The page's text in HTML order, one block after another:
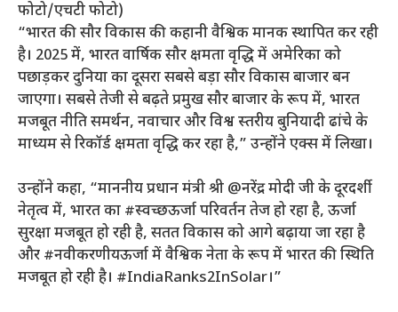
फोटो/एचटी फोटो)
“भारत की सौर विकास की कहानी वैश्विक मानक स्थापित कर रही
है। 2025 में, भारत वार्षिक सौर क्षमता वृद्धि में अमेरिका को
पछाड़कर दुनिया का दूसरा सबसे बड़ा सौर विकास बाजार बन
जाएगा। सबसे तेजी से बढ़ते प्रमुख सौर बाजार के रूप में, भारत
मजबूत नीति समर्थन, नवाचार और विश्व स्तरीय बुनियादी ढांचे के
माध्यम से रिकॉर्ड क्षमता वृद्धि कर रहा है,” उन्होंने एक्स में लिखा।
उन्होंने कहा, “माननीय प्रधान मंत्री श्री @नरेंद्र मोदी जी के दूरदर्शी
नेतृत्व में, भारत का #स्वच्छऊर्जा परिवर्तन तेज हो रहा है, ऊर्जा
सुरक्षा मजबूत हो रही है, सतत विकास को आगे बढ़ाया जा रहा है
और #नवीकरणीयऊर्जा में वैश्विक नेता के रूप में भारत की स्थिति
मजबूत हो रही है। #IndiaRanks2InSolar।”